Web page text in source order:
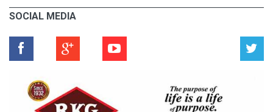
SOCIAL MEDIA